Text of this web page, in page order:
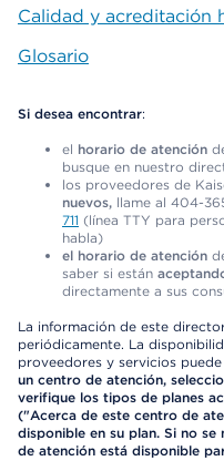
Calidad y acreditación
Glosario
Si desea encontrar:
el horario de atención
busque en nuestro
los proveedores de
nuevos, llame al 404-
711 (línea TTY para
habla)
el horario de atención
saber si están
directamente a sus
La información de este
periódicamente. La
proveedores y servicios puede
un centro de atención,
verifique los tipos de planes
("Acerca de este centro de
disponible en su plan. Si no
de atención está disponible